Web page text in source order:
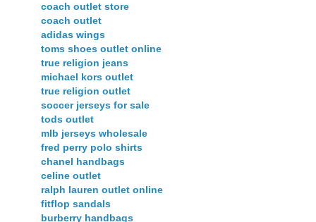
coach outlet store
coach outlet
adidas wings
toms shoes outlet online
true religion jeans
michael kors outlet
true religion outlet
soccer jerseys for sale
tods outlet
mlb jerseys wholesale
fred perry polo shirts
chanel handbags
celine outlet
ralph lauren outlet online
fitflop sandals
burberry handbags